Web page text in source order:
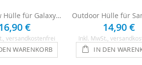
Clear View Hülle für Galaxy S8 Plus - Schwarz
€
, versandkostenfrei
WARENKORB
14,90 €
Inkl. MwSt. ,
IN DEN